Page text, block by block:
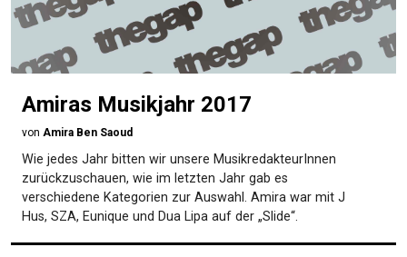
Amiras Musikjahr 2017
von Amira Ben Saoud
Wie jedes Jahr bitten wir unsere MusikredakteurInnen
zurückzuschauen, wie im letzten Jahr gab es
verschiedene Kategorien zur Auswahl. Amira war mit J
Hus, SZA, Eunique und Dua Lipa auf der „Slide“.